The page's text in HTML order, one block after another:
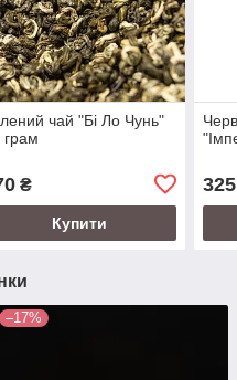
чай "Бі Ло Чунь"
грам
₴
Купити
325
–17%